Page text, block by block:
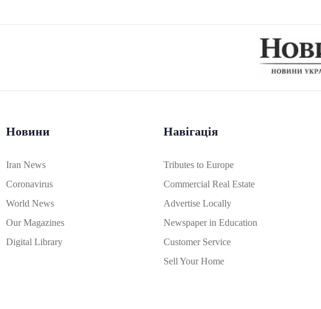
Новини
Iran News
Coronavirus
World News
Our Magazines
Digital Library
Навігація
Tributes to Europe
Commercial Real Estate
Advertise Locally
Newspaper in Education
Customer Service
Sell Your Home